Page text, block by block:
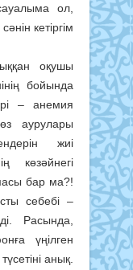
ол,
кетіргім
оқушы
бойында
– анемия
аурулары
жиі
көзәйнегі
бар ма?!
себебі –
Расында,
үңілген
анық.